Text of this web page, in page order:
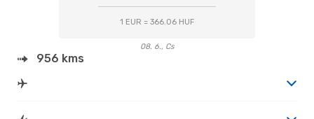
1 EUR = 366.06 HUF
08. 6., Cs
956 kms